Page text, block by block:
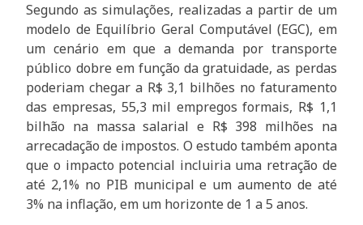
Segundo as simulações, realizadas a partir de um
modelo de Equilíbrio Geral Computável (EGC), em
um cenário em que a demanda por transporte
público dobre em função da gratuidade, as perdas
poderiam chegar a R$ 3,1 bilhões no faturamento
das empresas, 55,3 mil empregos formais, R$ 1,1
bilhão na massa salarial e R$ 398 milhões na
arrecadação de impostos. O estudo também aponta
que o impacto potencial incluiria uma retração de
até 2,1% no PIB municipal e um aumento de até
3% na inflação, em um horizonte de 1 a 5 anos.